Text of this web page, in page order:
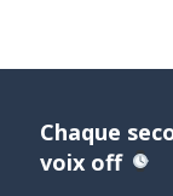
Chaque
voix off